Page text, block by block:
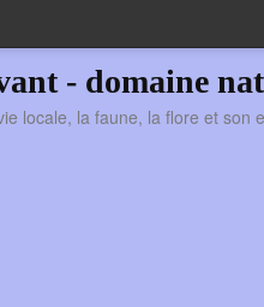
- domaine
locale, la faune, la flore et son